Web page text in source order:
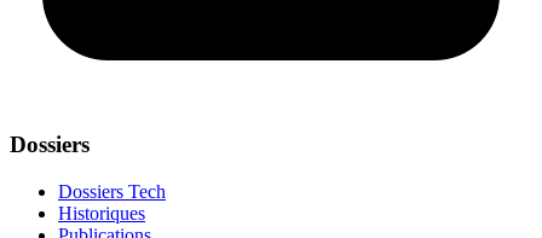
Dossiers
Dossiers Tech
Historiques